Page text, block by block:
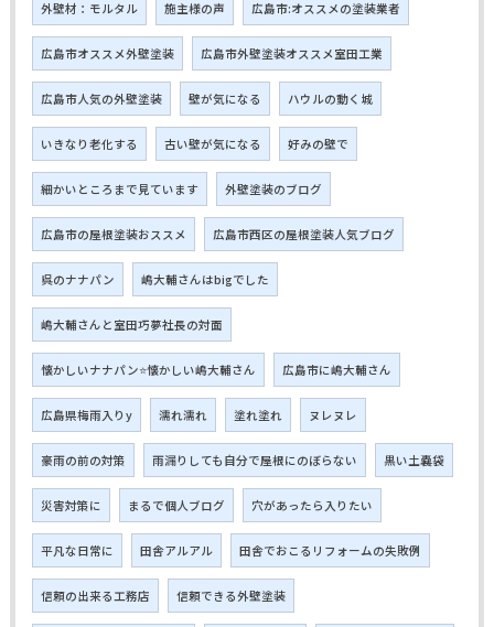
外壁材：モルタル 施主様の声 広島市:オススメの塗装業者
広島市オススメ外壁塗装 広島市外壁塗装オススメ室田工業
広島市人気の外壁塗装 壁が気になる ハウルの動く城
いきなり老化する 古い壁が気になる 好みの壁で
細かいところまで見ています 外壁塗装のブログ
広島市の屋根塗装おススメ 広島市西区の屋根塗装人気ブログ
呉のナナパン 嶋大輔さんはbigでした
嶋大輔さんと室田巧夢社長の対面
懐かしいナナパン⭐懐かしい嶋大輔さん 広島市に嶋大輔さん
広島県梅雨入りy 濡れ濡れ 塗れ塗れ ヌレヌレ
豪雨の前の対策 雨漏りしても自分で屋根にのぼらない 黒い土嚢袋
災害対策に まるで個人ブログ 穴があったら入りたい
平凡な日常に 田舎アルアル 田舎でおこるリフォームの失敗例
信頼の出来る工務店 信頼できる外壁塗装